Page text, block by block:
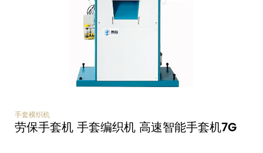
手套横织机
劳保手套机 手套编织机 高速智能手套机7G